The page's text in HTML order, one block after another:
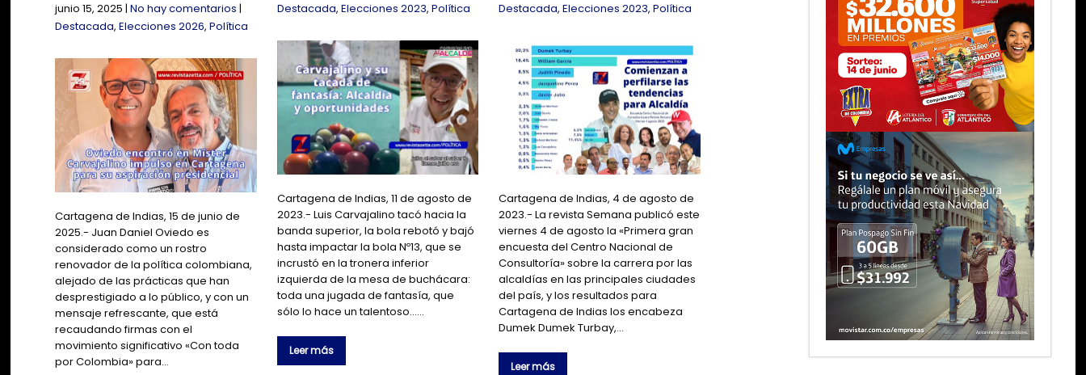
junio 15, 2025 |No hay comentarios |
Destacada,Elecciones 2026,Política
Cartagena de Indias, 15 de junio de
2025.- Juan Daniel Oviedo es
considerado como un rostro
renovador de la política colombiana,
alejado de las prácticas que han
desprestigiado a lo público, y con un
mensaje refrescante, que está
recaudando firmas con el
movimiento significativo «Con toda
por Colombia» para…
Destacada, Elecciones 2023, Política
Cartagena de Indias, 11 de agosto de
2023.- Luis Carvajalino tacó hacia la
banda superior, la bola rebotó y bajó
hasta impactar la bola Nº13, que se
incrustó en la tronera inferior
izquierda de la mesa de buchácara:
toda una jugada de fantasía, que
sólo lo hace un talentoso……
Leer más
Destacada,Elecciones 2023,Política
Cartagena de Indias, 4 de agosto de
2023.- La revista Semana publicó este
viernes 4 de agosto la «Primera gran
encuesta del Centro Nacional de
Consultoría» sobre la carrera por las
alcaldías en las principales ciudades
del país, y los resultados para
Cartagena de Indias los encabeza
Dumek Dumek Turbay,…
Leer más